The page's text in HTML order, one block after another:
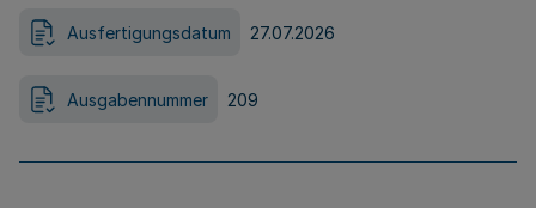
Ausfertigungsdatum 27.07.2026
Ausgabennummer 209